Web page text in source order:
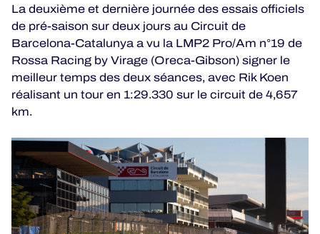
PARTICIPANTS
JEU OFFICIEL
HOSPITALITY
BILLETTERIE
24H LEMANS
La deuxième et dernière journée des essais officiels
de pré-saison sur deux jours au Circuit de
Barcelona-Catalunya a vu la LMP2 Pro/Am n°19 de
Rossa Racing by Virage (Oreca-Gibson) signer le
meilleur temps des deux séances, avec Rik Koen
réalisant un tour en 1:29.330 sur le circuit de 4,657
km.